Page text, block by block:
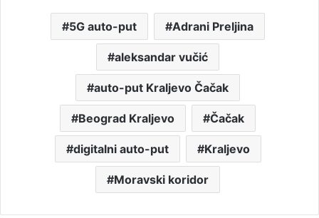
5G auto-put Adrani Preljina
aleksandar vučić
auto-put Kraljevo Čačak
Beograd Kraljevo Čačak
digitalni auto-put Kraljevo
Moravski koridor